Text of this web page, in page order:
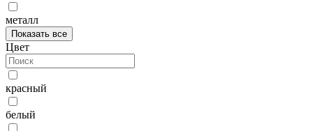
металл
Показать все
Цвет
красный
белый